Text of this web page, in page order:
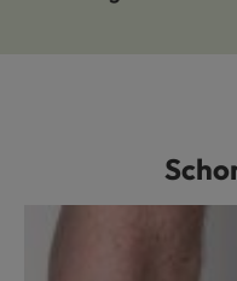
Produktgalerie